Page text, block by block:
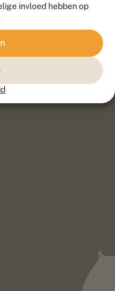
invloed hebben op